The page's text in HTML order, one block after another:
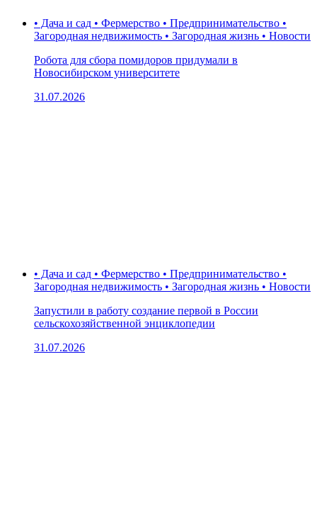
• Дача и сад • Фермерство • Предпринимательство •
Загородная недвижимость • Загородная жизнь • Новости
Робота для сбора помидоров придумали в
Новосибирском университете
31.07.2026
• Дача и сад • Фермерство • Предпринимательство •
Загородная недвижимость • Загородная жизнь • Новости
Запустили в работу создание первой в России
сельскохозяйственной энциклопедии
31.07.2026